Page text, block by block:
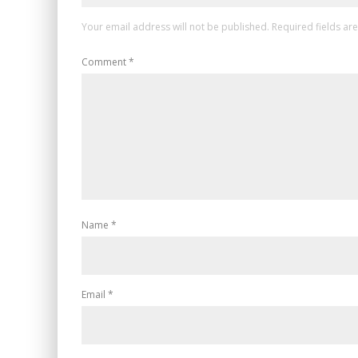
Your email address will not be published. Required fields
Comment*
Name *
Email *